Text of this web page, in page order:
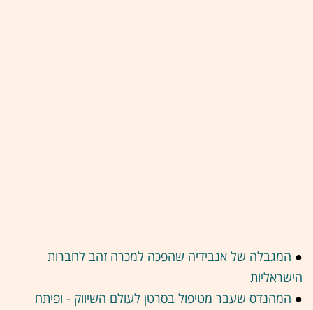
● המגבלה של אנבידיה שהפכה למכרה זהב לחברות
הישראליות
● המהנדס שעבר מטיפול בסרטן לעולם השיווק - ופיתח